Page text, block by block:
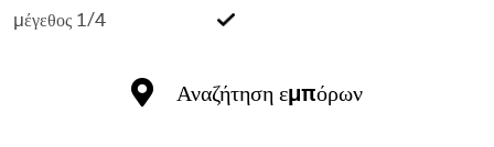
μέγεθος 1/4
Αναζήτηση εμπόρων